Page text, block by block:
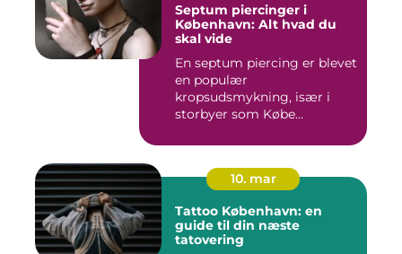
Septum piercinger i
København: Alt hvad du
skal vide
En septum piercing er blevet
en populær
kropsudsmykning, især i
storbyer som Købe...
10. mar
Tattoo København: en
guide til din næste
tatovering